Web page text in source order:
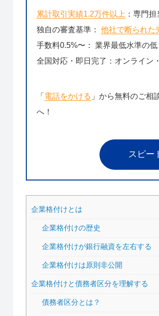
累計取引実績1.2万件以上 ：専門
独自の審査基準： 他社で断られた
手数料0.5%〜： 業界最低水準の
全国対応・即日完了：オンライン
「 電話をかける 」から無料のご相
へ！
スピー
企業格付けとは
企業格付けの歴史
企業格付けが銀行融資を左右する
企業格付けは原則非公開
企業格付けと債務者区分を理解する
債務者区分とは？